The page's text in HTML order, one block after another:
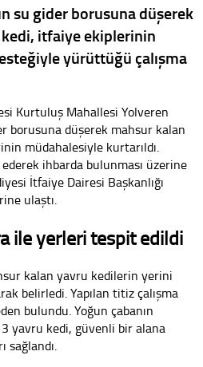
su gider borusuna düşerek
itfaiye ekiplerinin
yürüttüğü çalışma
Kurtuluş Mahallesi Yolveren
borusuna düşerek mahsur kalan
müdahalesiyle kurtarıldı.
ihbarda bulunması üzerine
İtfaiye Dairesi Başkanlığı
ulaştı.
ile yerleri tespit edildi
kalan yavru kedilerin yerini
belirledi. Yapılan titiz çalışma
bulundu. Yoğun çabanın
3 yavru kedi, güvenli bir alana
sağlandı.